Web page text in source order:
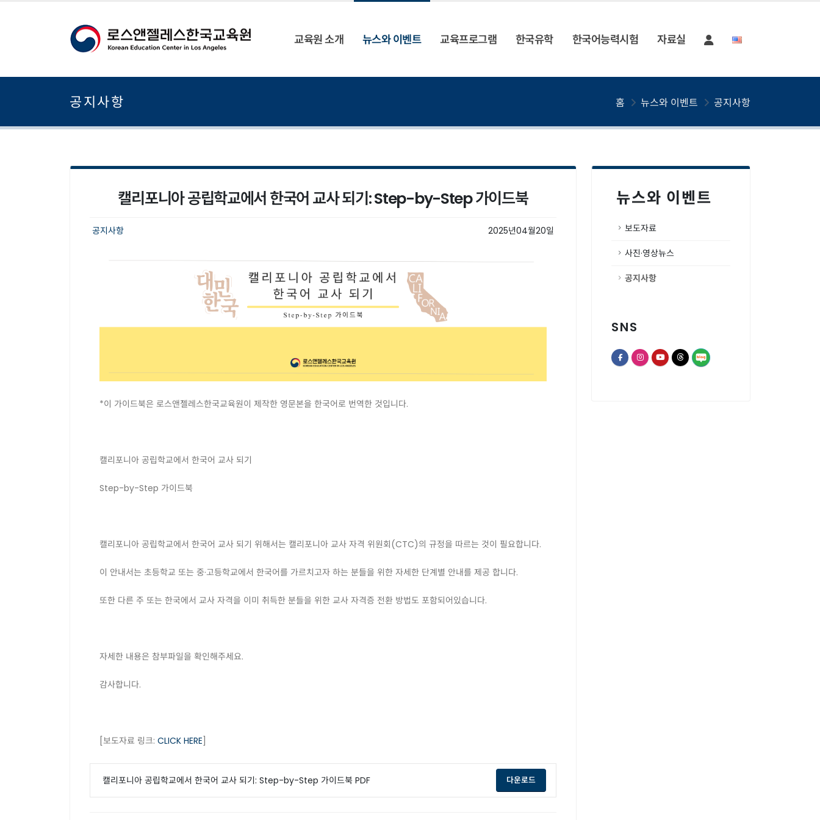
교육원 소개 뉴스와 이벤트 교육프로그램 한국유학 한국어능력시험 자료실
공지사항 홈 뉴스와 이벤트 공지사항
뉴스와 이벤트
보도자료
사진·영상뉴스
공지사항
SNS
opens a new window of Facebook page
opens a new window of Instagram
opens a new window of Youtube
opens a new window of Threads
opens a new window of
캘리포니아 공립학교에서 한국어 교사 되기: Step-by-Step 가이드북
공지사항 2025년04월20일
*이 가이드북은 로스앤젤레스한국교육원이 제작한 영문본을 한국어로 번역한 것입니다.
캘리포니아 공립학교에서 한국어 교사 되기
Step-by-Step 가이드북
캘리포니아 공립학교에서 한국어 교사 되기 위해서는 캘리포니아 교사 자격 위원회(CTC)의 규정을 따르는 것이 필요합니다.
이 안내서는 초등학교 또는 중·고등학교에서 한국어를 가르치고자 하는 분들을 위한 자세한 단계별 안내를 제공 합니다.
또한 다른 주 또는 한국에서 교사 자격을 이미 취득한 분들을 위한 교사 자격증 전환 방법도 포함되어있습니다.
자세한 내용은 참부파일을 확인해주세요.
감사합니다.
[보도자료 링크: CLICK HERE]
캘리포니아 공립학교에서 한국어 교사 되기: Step-by-Step 가이드북 PDF 다운로드opens a new window of attached file